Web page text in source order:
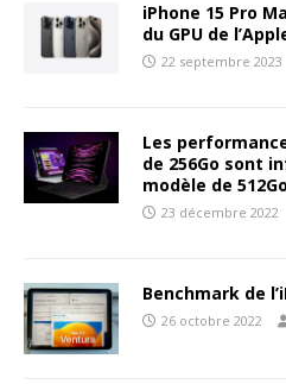
iPhone 15 Pro
du GPU de
22 septembre 2023
Les
de 256Go sont
modèle de 512Go
23 décembre 2022
Benchmark de
26 octobre 2022